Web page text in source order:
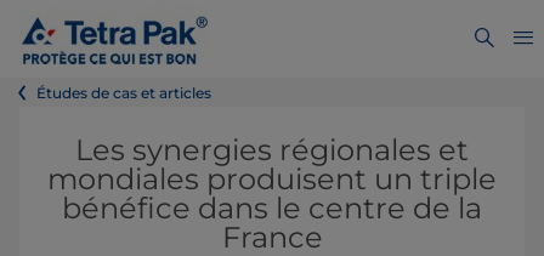
Études de cas et articles
Les synergies régionales et
mondiales produisent un triple
bénéfice dans le centre de la
France